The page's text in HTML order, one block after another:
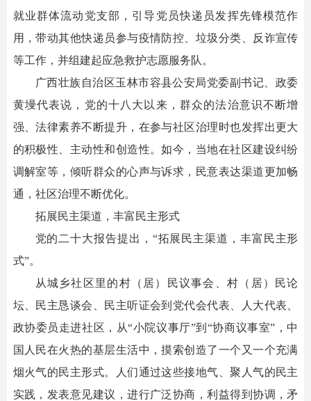
就业群体流动党支部，引导党员快递员发挥先锋模范作
用，带动其他快递员参与疫情防控、垃圾分类、反诈宣传
等工作，并组建起应急救护志愿服务队。
广西壮族自治区玉林市容县公安局党委副书记、政委
黄墁代表说，党的十八大以来，群众的法治意识不断增
强、法律素养不断提升，在参与社区治理时也发挥出更大
的积极性、主动性和创造性。如今，当地在社区建设纠纷
调解室等，倾听群众的心声与诉求，民意表达渠道更加畅
通，社区治理不断优化。
拓展民主渠道，丰富民主形式
党的二十大报告提出，“拓展民主渠道，丰富民主形
式”。
从城乡社区里的村（居）民议事会、村（居）民论
坛、民主恳谈会、民主听证会到党代会代表、人大代表、
政协委员走进社区，从“小院议事厅”到“协商议事室”，中
国人民在火热的基层生活中，摸索创造了一个又一个充满
烟火气的民主形式。人们通过这些接地气、聚人气的民主
实践，发表意见建议，进行广泛协商，利益得到协调，矛